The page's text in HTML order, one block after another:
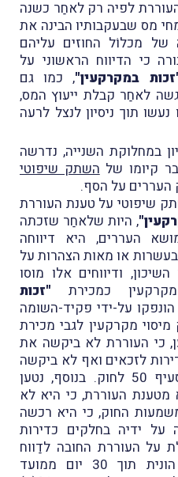
לפיה רק לאחַר כשנה
מס שבעקבותיו הבינה את
של מכלוֹל החוזים עליהם
כי הדיווח הראשוני על
במקרקעין", כמו גם
לאחַר קבלת ייעוץ המס,
תוך ניסיון לנצל לרעה
במחלוקת השנייה, נדרשה
קיומו של השתק שיפוטי
העררים על הסף.
שיפוטי על טענת העוררת
, היות שלאחַר שזכתה
העררים, היא דיווחה
או מאות הצהרות על
ודיווחים אלו מוסו
כמכירת "זכות
על-ידי פקיד-השומה
לפי סעיף 50 לחוק מיסוי מקרקעין לגבי מכירת
כי העוררת לא ביקשה את
לזכאים ואף לא ביקשה
את ביטול האישורים לפי סעיף 50 לחוק. בנוסף, נטען
מטענת העוררת, כי היא לא
החוק, כי היא רכשה
על ידיה בחלקים כדירות
על העוררת החובה לדַווח
לפקיד-השומה על מכירה הונית תוך 30 יום ממועד